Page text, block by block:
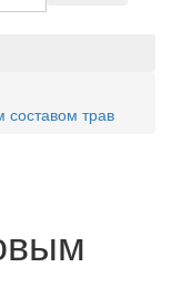
составом трав